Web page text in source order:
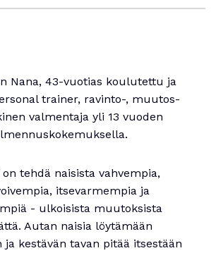
Nana, 43-vuotias koulutettu ja
trainer, ravinto-, muutos-
valmentaja yli 13 vuoden
on tehdä naisista vahvempia,
itsevarmempia ja
- ulkoisista muutoksista
Autan naisia löytämään
ja kestävän tavan pitää itsestään